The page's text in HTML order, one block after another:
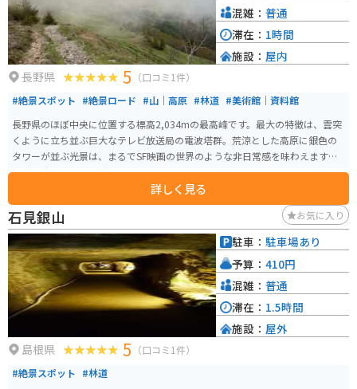
長野県 5 （口コミ1件）
#絶景スポット #絶景ロード #山｜高原 #林道 #美術館｜資料館
長野県のほぼ中央に位置する標高2,034mの最高峰です。最大の特徴は、雲突
くように立ち並ぶ巨大なテレビ放送局の電波塔群。荒涼とした高原に銀色の
タワーが並ぶ光景は、まるでSF映画の世界のような非日常感を味わえます。3
60度の大パノラマが広がっており、晴れた日には富士山、北アルプス、南ア
ルプス、八ヶ岳を一望できる日本屈指の展望スポットです。 ここに至るまで
の「ビーナスライン」や「美ヶ原林道」は、適度なワインディングと絶景が
続く、走ること自体が目的になる最高のルートです。王ヶ頭付近まではマイ
カー規制がありますが、美ヶ原自然保護センターなどの駐車場から徒歩でア
クセスする価値は十分にあります。 特に、早朝の雲海や夕景の美しさは圧巻
で、一人で静かに自然とメカニックな電波塔の対比を楽しみたい方に強くお
すすめします。標高が高いため、急勾配や急カーブが続きます。エンジンブレ
ーキを駆使した走行や、タイヤのグリップ管理が重要になる「走り応え」の
ある道です。冬期は通行止めになるため、春から秋にかけてのベストシーズ
詳しく見る
混雑： 普通
滞在： 1時間
施設： 屋内
石見銀山 お気に入り
島根県 5 （口コミ1件）
#絶景スポット #林道
駐車： 駐車場あり
予算： 410円
混雑： 普通
滞在： 1.5時間
施設： 屋外